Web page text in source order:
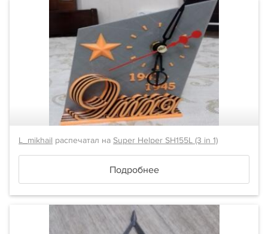
L_mikhail распечатал на Super Helper SH155L (3 in 1)
Подробнее